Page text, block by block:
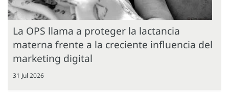
La OPS llama a proteger la lactancia
materna frente a la creciente influencia del
marketing digital
31 Jul 2026